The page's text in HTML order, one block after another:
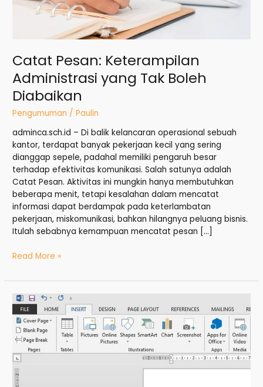
Catat Pesan: Keterampilan
Administrasi yang Tak Boleh
Diabaikan
Pengumuman /Paulin
adminca.sch.id – Di balik kelancaran operasional sebuah
kantor, terdapat banyak pekerjaan kecil yang sering
dianggap sepele, padahal memiliki pengaruh besar
terhadap efektivitas komunikasi. Salah satunya adalah
Catat Pesan. Aktivitas ini mungkin hanya membutuhkan
beberapa menit, tetapi kesalahan dalam mencatat
informasi dapat berdampak pada keterlambatan
pekerjaan, miskomunikasi, bahkan hilangnya peluang bisnis.
Itulah sebabnya kemampuan mencatat pesan […]
Diabaikan
Read More »
Pengolahan
Dokumen
Word
untuk
Administrasi
Modern